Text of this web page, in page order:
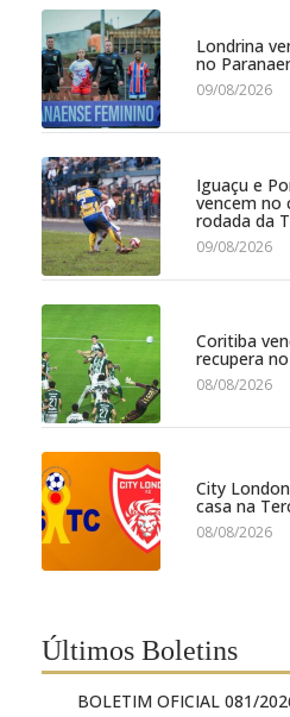
Londrina
no
09/08/2026
Iguaçu e
vencem no
rodada da
09/08/2026
Coritiba
recupera
08/08/2026
City
casa na
08/08/2026
Últimos Boletins
BOLETIM OFICIAL 081/